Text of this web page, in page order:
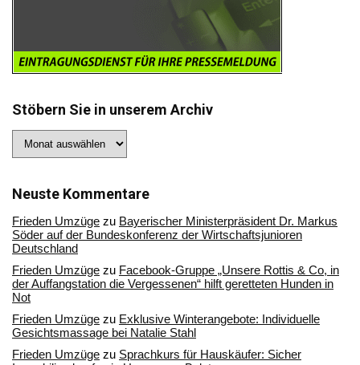
Stöbern Sie in unserem Archiv
Sie
Archiv
Neuste Kommentare
Frieden Umzüge zu Bayerischer Ministerpräsident Dr. Markus
Söder auf der Bundeskonferenz der Wirtschaftsjunioren
Deutschland
Frieden Umzüge zu Facebook-Gruppe „Unsere Rottis & Co, in
der Auffangstation die Vergessenen“ hilft geretteten Hunden in
Not
Frieden Umzüge zu Exklusive Winterangebote: Individuelle
Gesichtsmassage bei Natalie Stahl
Frieden Umzüge zu Sprachkurs für Hauskäufer: Sicher